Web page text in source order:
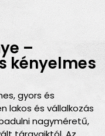
–
kényelmes
gyors és
lakos és vállalkozás
nagyméretű,